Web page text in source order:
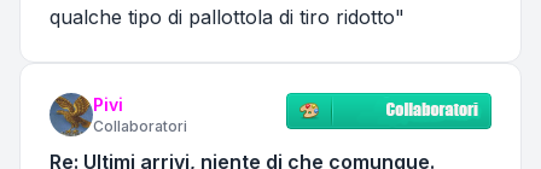
qualche tipo di pallottola di tiro ridotto"
Pivi
Collaboratori
Re: Ultimi arrivi, niente di che comunque.